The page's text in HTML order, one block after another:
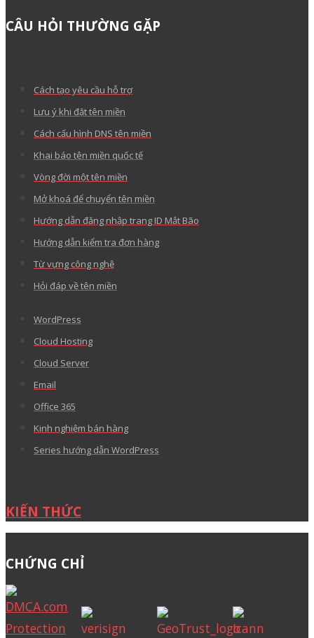
CÂU HỎI THƯỜNG GẶP
Cách tạo yêu cầu hỗ trợ
Lưu ý khi đặt tên miền
Cách cấu hình DNS tên miền
Khai báo tên miền quốc tế
Vòng đời một tên miền
Mở khoá để chuyển tên miền
Hướng dẫn đăng nhập trang ID Mắt Bão
Hướng dẫn kiểm tra đơn hàng
Từ vựng công nghệ
Hỏi đáp về tên miền
WordPress
Cloud Hosting
Cloud Server
Email
Office 365
Kinh nghiệm bán hàng
Series hướng dẫn WordPress
KIẾN THỨC
CHỨNG CHỈ